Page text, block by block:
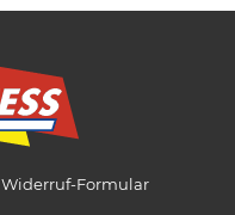
Widerruf-Formular